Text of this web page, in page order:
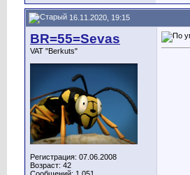
16.11.2020, 19:15
BR=55=Sevas
VAT "Berkuts"
Регистрация: 07.06.2008
Возраст: 42